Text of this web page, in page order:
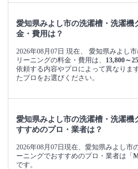
愛知県みよし市の洗濯槽・洗濯機
金・費用は？
2026年08月07日 現在、 愛知県みよし
リーニングの料金・費用は、 13,800～
依頼する内容やプロによって異なりま
たプロをお選びください。
愛知県みよし市の洗濯槽・洗濯機
すすめのプロ・業者は？
2026年08月07日現在、愛知県みよし市
ーニングでおすすめのプロ・業者は「
です。